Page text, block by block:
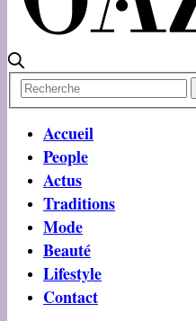
Accueil
People
Actus
Traditions
Mode
Beauté
Lifestyle
Contact